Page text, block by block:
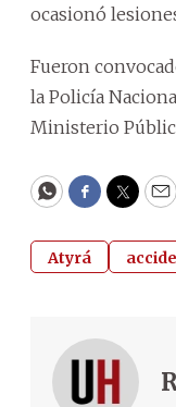
ocasionó
Fueron
la Policía
Ministerio
WhatsApp
Facebook
Atyrá